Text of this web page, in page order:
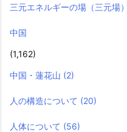
三元エネルギーの場（三元場）
中国
(1,162)
中国・蓮花山 (2)
人の構造について (20)
人体について (56)